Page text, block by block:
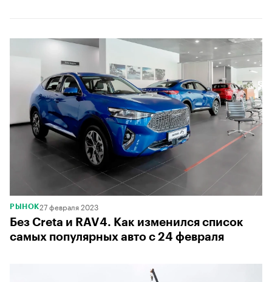
РЫНОК27 февраля 2023
Без Creta и RAV4. Как изменился список
самых популярных авто с 24 февраля